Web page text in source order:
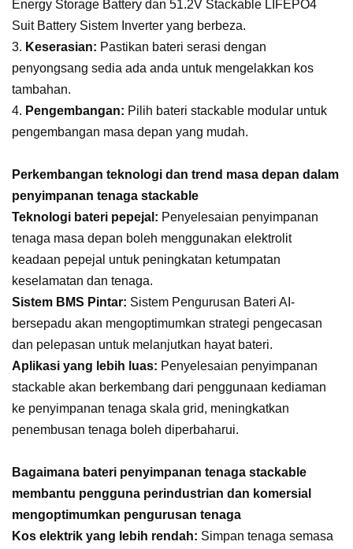
Energy Storage Battery dan 51.2V Stackable LIFEPO4
Suit Battery Sistem Inverter yang berbeza.
3. Keserasian: Pastikan bateri serasi dengan
penyongsang sedia ada anda untuk mengelakkan kos
tambahan.
4. Pengembangan: Pilih bateri stackable modular untuk
pengembangan masa depan yang mudah.
Perkembangan teknologi dan trend masa depan dalam
penyimpanan tenaga stackable
Teknologi bateri pepejal: Penyelesaian penyimpanan
tenaga masa depan boleh menggunakan elektrolit
keadaan pepejal untuk peningkatan ketumpatan
keselamatan dan tenaga.
Sistem BMS Pintar: Sistem Pengurusan Bateri AI-
bersepadu akan mengoptimumkan strategi pengecasan
dan pelepasan untuk melanjutkan hayat bateri.
Aplikasi yang lebih luas: Penyelesaian penyimpanan
stackable akan berkembang dari penggunaan kediaman
ke penyimpanan tenaga skala grid, meningkatkan
penembusan tenaga boleh diperbaharui.
Bagaimana bateri penyimpanan tenaga stackable
membantu pengguna perindustrian dan komersial
mengoptimumkan pengurusan tenaga
Kos elektrik yang lebih rendah: Simpan tenaga semasa